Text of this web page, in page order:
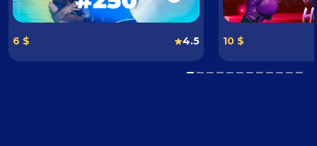
6 $ 4.5 10 $